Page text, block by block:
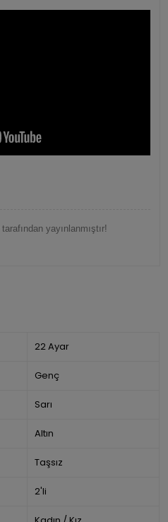
tarafından yayınlanmıştır!
22 Ayar
Genç
Sarı
Altın
Taşsız
2'li